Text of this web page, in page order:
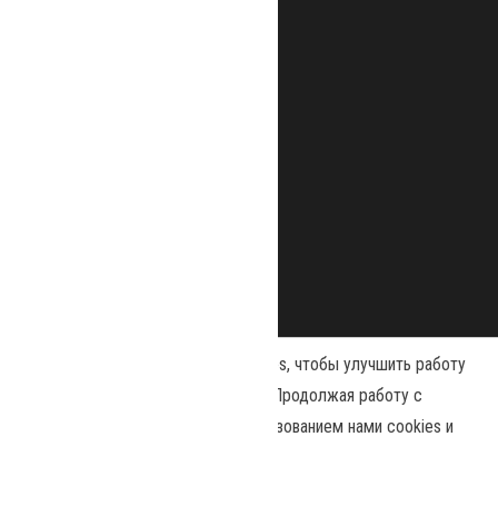
Наш сайт использует файлы cookies, чтобы улучшить работу
и повысить эффективность сайта. Продолжая работу с
сайтом, вы соглашаетесь с использованием нами cookies и